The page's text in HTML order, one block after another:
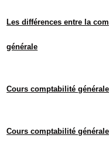
Les différences entre la
générale
Cours comptabilité
Cours comptabilité